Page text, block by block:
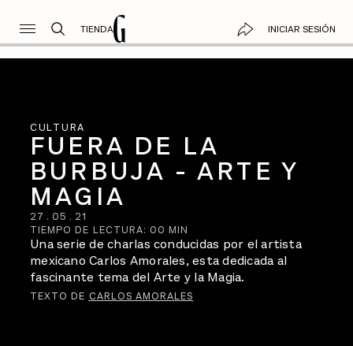
TIENDA INICIAR SESIÓN
CULTURA
FUERA DE LA
BURBUJA - ARTE Y
MAGIA
27 . 05 . 21
TIEMPO DE LECTURA: 00 MIN
Una serie de charlas conducidas por el artista
mexicano Carlos Amorales, esta dedicada al
fascinante tema del Arte y la Magia.
TEXTO DE CARLOS AMORALES